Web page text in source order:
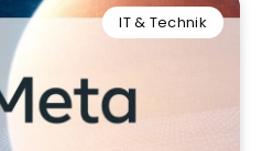
IT & Technik